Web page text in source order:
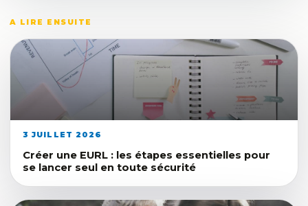
A LIRE ENSUITE
3 JUILLET 2026
Créer une EURL : les étapes essentielles pour
se lancer seul en toute sécurité